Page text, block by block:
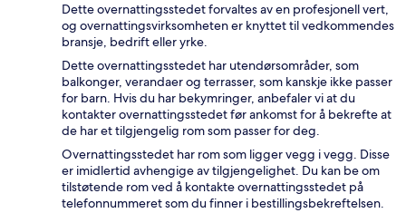
Dette overnattingsstedet forvaltes av en profesjonell vert,
og overnattingsvirksomheten er knyttet til vedkommendes
bransje, bedrift eller yrke.
Dette overnattingsstedet har utendørsområder, som
balkonger, verandaer og terrasser, som kanskje ikke passer
for barn. Hvis du har bekymringer, anbefaler vi at du
kontakter overnattingsstedet før ankomst for å bekrefte at
de har et tilgjengelig rom som passer for deg.
Overnattingsstedet har rom som ligger vegg i vegg. Disse
er imidlertid avhengige av tilgjengelighet. Du kan be om
tilstøtende rom ved å kontakte overnattingsstedet på
telefonnummeret som du finner i bestillingsbekreftelsen.